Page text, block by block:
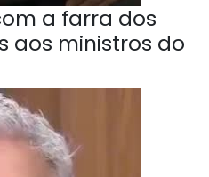
a farra dos
aos ministros do